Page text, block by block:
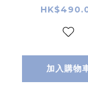
毛球鞋/手
加入購物